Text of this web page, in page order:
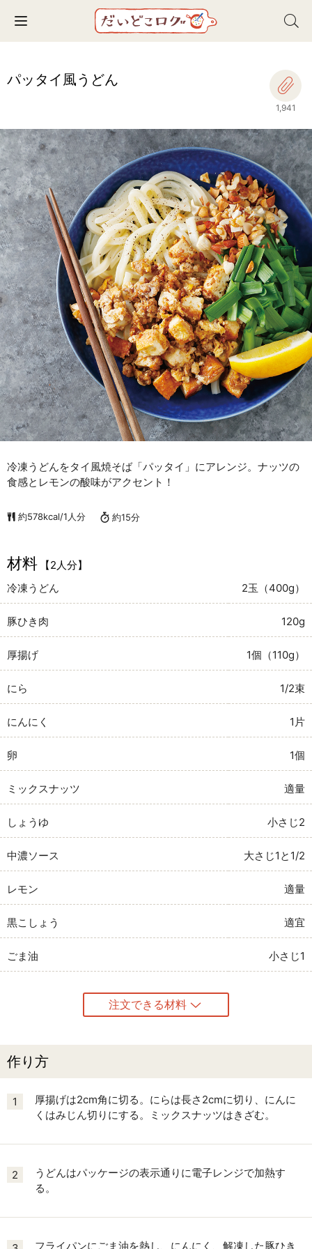
Toggle navigation
パッタイ風うどん
1,941
冷凍うどんをタイ風焼そば「パッタイ」にアレンジ。ナッツの
食感とレモンの酸味がアクセント！
約578kcal/1人分 約15分
材料
【2人分】
冷凍うどん
2玉（400g）
豚ひき肉 120g
厚揚げ 1個（110g）
にら 1/2束
にんにく 1片
卵 1個
ミックスナッツ 適量
しょうゆ 小さじ2
中濃ソース 大さじ1と1/2
レモン 適量
黒こしょう 適宜
ごま油 小さじ1
注文できる材料
作り方
1
厚揚げは2cm角に切る。にらは長さ2cmに切り、にんに
くはみじん切りにする。ミックスナッツはきざむ。
2
うどんはパッケージの表示通りに電子レンジで加熱す
る。
フライパンにごま油を熱し、にんにく、解凍した豚ひき